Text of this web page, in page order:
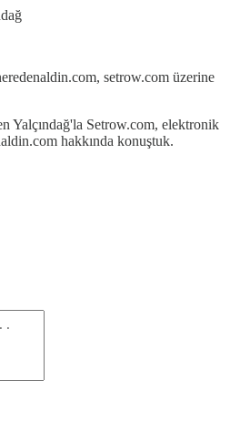
setrow.com üzerine
Yalçındağ'la Setrow.com, elektronik
hakkında konuştuk.